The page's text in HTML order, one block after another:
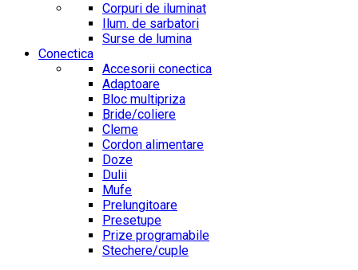
Corpuri de iluminat
Ilum. de sarbatori
Surse de lumina
Conectica
Accesorii conectica
Adaptoare
Bloc multipriza
Bride/coliere
Cleme
Cordon alimentare
Doze
Dulii
Mufe
Prelungitoare
Presetupe
Prize programabile
Stechere/cuple